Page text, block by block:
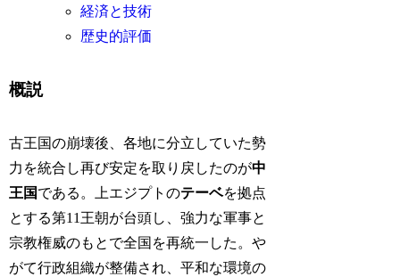
経済と技術
歴史的評価
概説
古王国の崩壊後、各地に分立していた勢
力を統合し再び安定を取り戻したのが中
王国である。上エジプトのテーベを拠点
とする第11王朝が台頭し、強力な軍事と
宗教権威のもとで全国を再統一した。や
がて行政組織が整備され、平和な環境の